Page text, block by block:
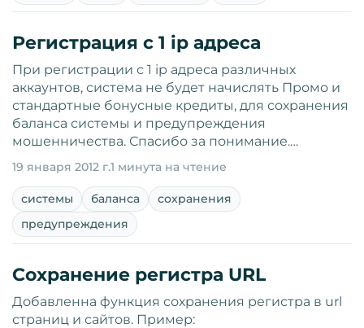
Регистрация с 1 ip адреса
При регистрации с 1 ip адреса различных
аккаунтов, система не будет начислять Промо и
стандартные бонусные кредиты, для сохранения
баланса системы и предупреждения
мошенничества. Спасибо за понимание.…
19 января 2012 г.1 минута на чтение
системы баланса
сохранения
предупреждения
Сохранение регистра URL
Добавленна функция сохранения регистра в url
страниц и сайтов. Пример: